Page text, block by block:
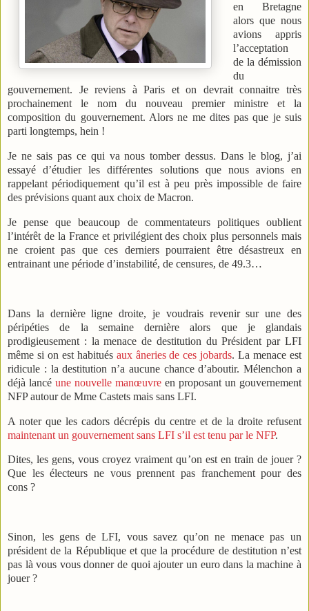
en Bretagne
alors que nous
avions appris
l’acceptation
de la démission
du
gouvernement. Je reviens à Paris et on devrait connaitre très
prochainement le nom du nouveau premier ministre et la
composition du gouvernement. Alors ne me dites pas que je suis
parti longtemps, hein !
Je ne sais pas ce qui va nous tomber dessus. Dans le blog, j’ai
essayé d’étudier les différentes solutions que nous avions en
rappelant périodiquement qu’il est à peu près impossible de faire
des prévisions quant aux choix de Macron.
Je pense que beaucoup de commentateurs politiques oublient
l’intérêt de la France et privilégient des choix plus personnels mais
ne croient pas que ces derniers pourraient être désastreux en
entrainant une période d’instabilité, de censures, de 49.3…
Dans la dernière ligne droite, je voudrais revenir sur une des
péripéties de la semaine dernière alors que je glandais
prodigieusement : la menace de destitution du Président par LFI
même si on est habitués aux âneries de ces jobards. La menace est
ridicule : la destitution n’a aucune chance d’aboutir. Mélenchon a
déjà lancé une nouvelle manœuvre en proposant un gouvernement
NFP autour de Mme Castets mais sans LFI.
A noter que les cadors décrépis du centre et de la droite refusent
maintenant un gouvernement sans LFI s’il est tenu par le NFP.
Dites, les gens, vous croyez vraiment qu’on est en train de jouer ?
Que les électeurs ne vous prennent pas franchement pour des
cons ?
Sinon, les gens de LFI, vous savez qu’on ne menace pas un
président de la République et que la procédure de destitution n’est
pas là vous vous donner de quoi ajouter un euro dans la machine à
jouer ?